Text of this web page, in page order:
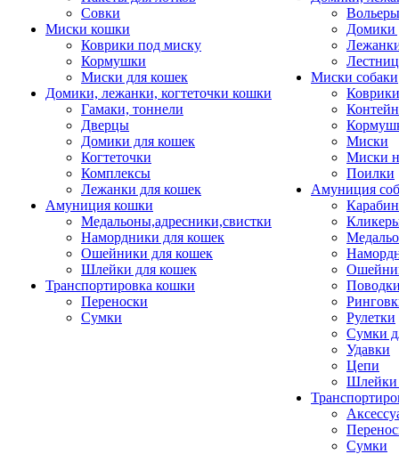
Совки
Миски кошки
Коврики под миску
Кормушки
Миски для кошек
Домики, лежанки, когтеточки кошки
Гамаки, тоннели
Дверцы
Домики для кошек
Когтеточки
Комплексы
Лежанки для кошек
Амуниция кошки
Медальоны,адресники,свистки
Намордники для кошек
Ошейники для кошек
Шлейки для кошек
Транспортировка кошки
Переноски
Сумки
Домики
Миски собаки
Миски
Миски
Поилки
Амуниция
Рулетки
Сумки
Удавки
Цепи
Шлейки
Сумки